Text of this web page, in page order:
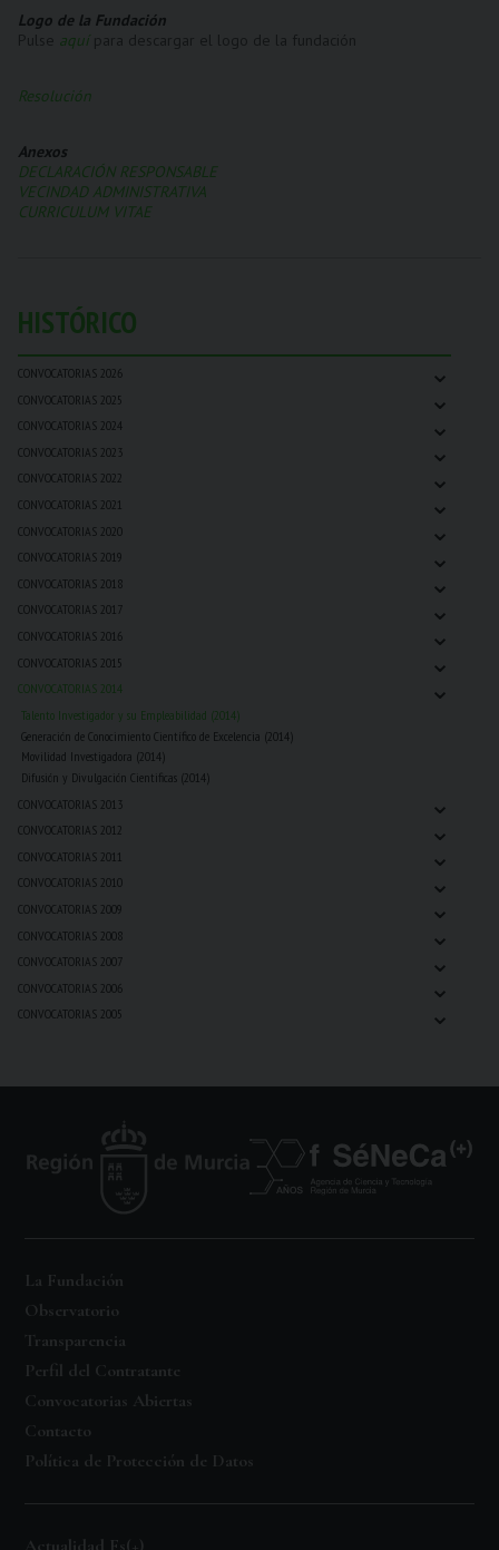
HISTÓRICO
CONVOCATORIAS 2026 ⌄
CONVOCATORIAS 2025 ⌄
CONVOCATORIAS 2024 ⌄
CONVOCATORIAS 2023 ⌄
CONVOCATORIAS 2022 ⌄
CONVOCATORIAS 2021 ⌄
CONVOCATORIAS 2020 ⌄
CONVOCATORIAS 2019 ⌄
CONVOCATORIAS 2018 ⌄
CONVOCATORIAS 2017 ⌄
CONVOCATORIAS 2016 ⌄
CONVOCATORIAS 2015 ⌄
CONVOCATORIAS 2014 ⌄
Talento Investigador y su Empleabilidad (2014)
Generación de Conocimiento Científico de Excelencia (2014)
Movilidad Investigadora (2014)
Difusión y Divulgación Cientificas (2014)
CONVOCATORIAS 2013
⌄
CONVOCATORIAS 2012 ⌄
CONVOCATORIAS 2011 ⌄
CONVOCATORIAS 2010 ⌄
CONVOCATORIAS 2009 ⌄
CONVOCATORIAS 2008 ⌄
CONVOCATORIAS 2007 ⌄
CONVOCATORIAS 2006 ⌄
CONVOCATORIAS 2005 ⌄
Logo de la Fundación
aquí
Resolución
Anexos
DECLARACIÓN RESPONSABLE
VECINDAD ADMINISTRATIVA
CURRICULUM VITAE
La Fundación
Observatorio
Transparencia
Perfil del Contratante
Convocatorias Abiertas
Contacto
Política de Protección de Datos